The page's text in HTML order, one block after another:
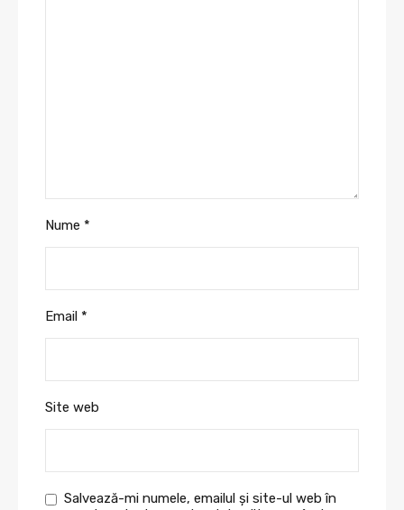
Nume *
Email *
Site web
Salvează-mi numele, emailul și site-ul web în